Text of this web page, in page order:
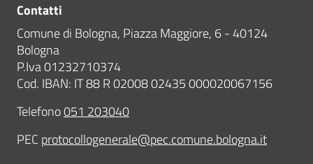
Contatti
Comune di Bologna, Piazza Maggiore, 6 - 40124
Bologna
P.Iva 01232710374
Cod. IBAN: IT 88 R 02008 02435 000020067156
Telefono051 203040
PEC protocollogenerale@pec.comune.bologna.it